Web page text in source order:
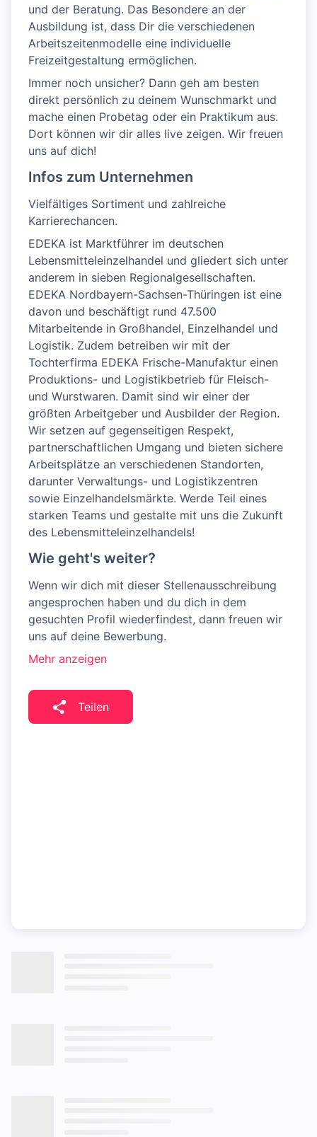
und der Beratung. Das Besondere an der
Ausbildung ist, dass Dir die verschiedenen
Arbeitszeitenmodelle eine individuelle
Freizeitgestaltung ermöglichen.
Immer noch unsicher? Dann geh am besten
direkt persönlich zu deinem Wunschmarkt und
mache einen Probetag oder ein Praktikum aus.
Dort können wir dir alles live zeigen. Wir freuen
uns auf dich!
Infos zum Unternehmen
Vielfältiges Sortiment und zahlreiche
Karrierechancen.
EDEKA ist Marktführer im deutschen
Lebensmitteleinzelhandel und gliedert sich unter
anderem in sieben Regionalgesellschaften.
EDEKA Nordbayern-Sachsen-Thüringen ist eine
davon und beschäftigt rund 47.500
Mitarbeitende in Großhandel, Einzelhandel und
Logistik. Zudem betreiben wir mit der
Tochterfirma EDEKA Frische-Manufaktur einen
Produktions- und Logistikbetrieb für Fleisch-
und Wurstwaren. Damit sind wir einer der
größten Arbeitgeber und Ausbilder der Region.
Wir setzen auf gegenseitigen Respekt,
partnerschaftlichen Umgang und bieten sichere
Arbeitsplätze an verschiedenen Standorten,
darunter Verwaltungs- und Logistikzentren
sowie Einzelhandelsmärkte. Werde Teil eines
starken Teams und gestalte mit uns die Zukunft
des Lebensmitteleinzelhandels!
Wie geht's weiter?
Wenn wir dich mit dieser Stellenausschreibung
angesprochen haben und du dich in dem
gesuchten Profil wiederfindest, dann freuen wir
uns auf deine Bewerbung.
Mehr anzeigen
Teilen